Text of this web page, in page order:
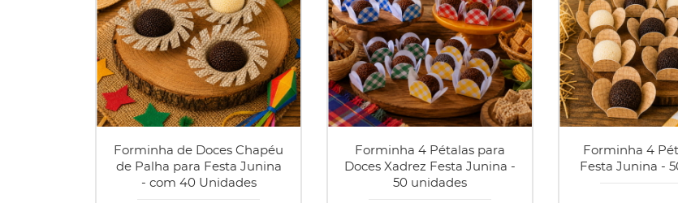
Forminha de Doces Chapéu
de Palha para Festa Junina
- com 40 Unidades
Forminha 4 Pétalas para
Doces Xadrez Festa Junina -
50 unidades
Forminha 4
Festa Junina -